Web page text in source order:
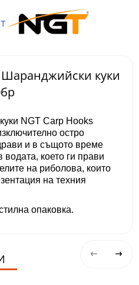
куки
NGT Carp Hooks
остро
и в същото време
което ги прави
на риболова, които
на техния
опаковка.